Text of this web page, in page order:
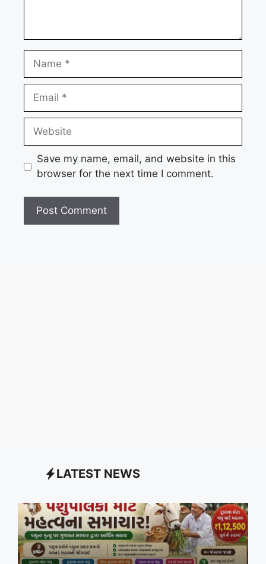
Name
Email
Website
Save my name, email, and website in this
browser for the next time I comment.
LATEST NEWS